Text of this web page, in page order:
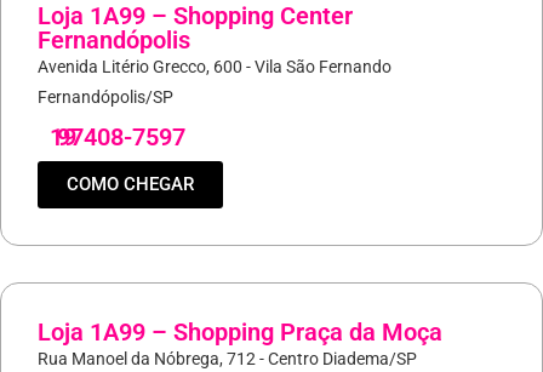
Loja 1A99 – Shopping Center
Fernandópolis
Avenida Litério Grecco, 600 - Vila São Fernando
Fernandópolis/SP
19
97408-7597
COMO CHEGAR
Loja 1A99 – Shopping Praça da Moça
Rua Manoel da Nóbrega, 712 - Centro Diadema/SP